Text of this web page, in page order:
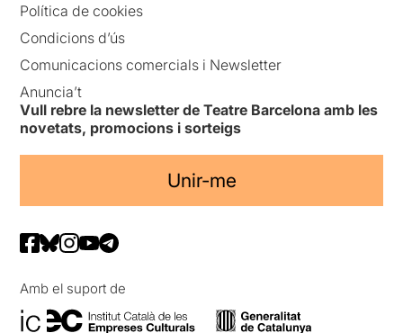
Política de cookies
Condicions d’ús
Comunicacions comercials i Newsletter
Anuncia’t
Vull rebre la newsletter de Teatre Barcelona amb les
novetats, promocions i sorteigs
Unir-me
Amb el suport de